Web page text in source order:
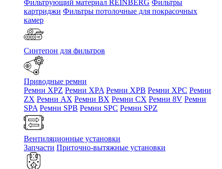
Фильтрующий материал REINBERG Фильтры
картриджи Фильтры потолочные для покрасочных
камер
Синтепон для фильтров
Приводные ремни
Ремни XPZ Ремни XPA Ремни XPB Ремни XPC Ремни
ZX Ремни AX Ремни BX Ремни CX Ремни 8V Ремни
SPA Ремни SPB Ремни SPC Ремни SPZ
Вентиляционные установки
Запчасти Приточно-вытяжные установки